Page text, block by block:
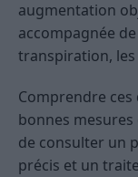
augmentation
accompagnée
transpiration,
Comprendre ces
bonnes
de consulter un
précis et un